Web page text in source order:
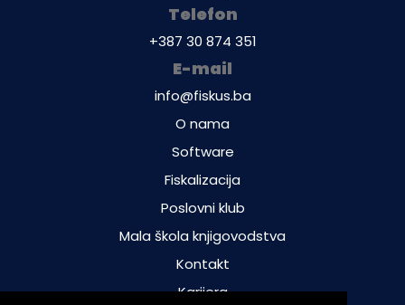
Telefon
+387 30 874 351
E-mail
info@fiskus.ba
O nama
Software
Fiskalizacija
Poslovni klub
Mala škola knjigovodstva
Kontakt
Karijera